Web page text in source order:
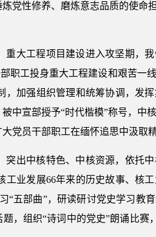
党性修养、磨炼意志品质的使命
大工程项目建设进入攻坚期，
职工投身重大工程建设和艰苦一
加强组织管理和统筹协调，发
中宣部授予“时代楷模”称号，中
党员干部职工在缅怀追思中汲取
出中核特色、中核资源，依托
业发展66年来的历史故事、核
“五部曲”，研读研讨党史学习教
，组织“诗词中的党史”朗诵比赛